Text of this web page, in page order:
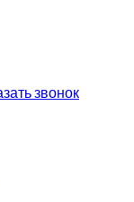
звонок